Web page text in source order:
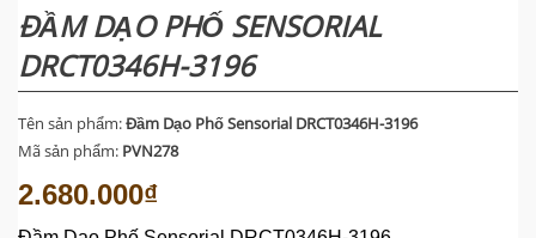
ĐẦM DẠO PHỐ SENSORIAL
DRCT0346H-3196
Tên sản phẩm:Đầm Dạo Phố Sensorial DRCT0346H-3196
Mã sản phẩm: PVN278
2.680.000₫